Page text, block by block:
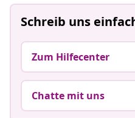
Schreib uns
Zum Hilfecenter
Chatte mit uns